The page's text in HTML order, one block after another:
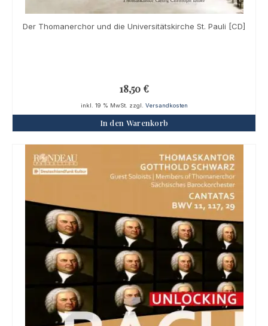
Der Thomanerchor und die Universitätskirche St. Pauli [CD]
18,50 €
inkl. 19 % MwSt. zzgl. Versandkosten
In den Warenkorb